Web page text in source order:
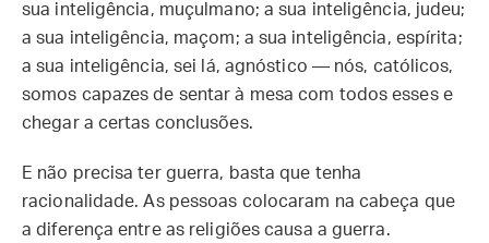
sua inteligência, muçulmano; a sua inteligência, judeu;
a sua inteligência, maçom; a sua inteligência, espírita;
a sua inteligência, sei lá, agnóstico — nós, católicos,
somos capazes de sentar à mesa com todos esses e
chegar a certas conclusões.
E não precisa ter guerra, basta que tenha
racionalidade. As pessoas colocaram na cabeça que
a diferença entre as religiões causa a guerra.